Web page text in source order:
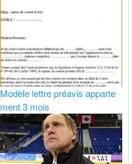
Modèle lettre préavis apparte
ment 3 mois